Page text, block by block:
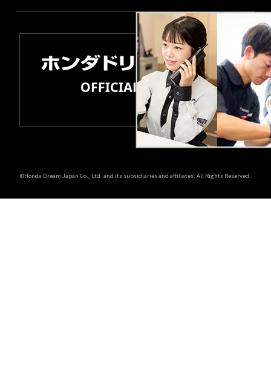
©Honda Dream Japan Co., Ltd. and its subsidiaries and affiliates. All Rights Reserved.